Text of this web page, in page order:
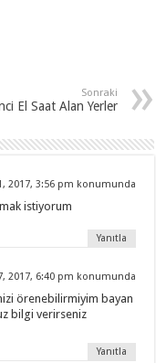
Sonraki
El Saat Alan Yerler
2017, 3:56 pm konumunda
istiyorum
Yanıtla
2017, 6:40 pm konumunda
örenebilirmiyim bayan
bilgi verirseniz
Yanıtla